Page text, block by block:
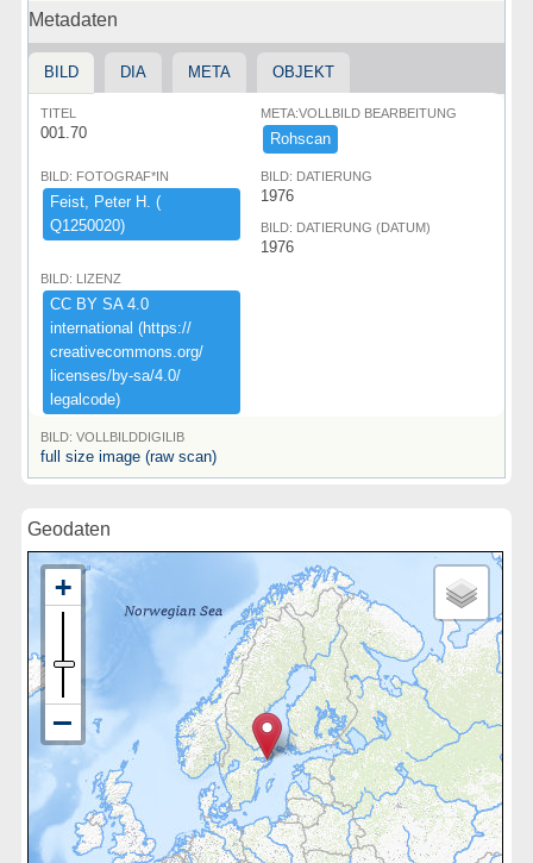
Metadaten
BILD DIA META OBJEKT
TITEL
001.70
META:VOLLBILD BEARBEITUNG
Rohscan
BILD: FOTOGRAF*IN
Feist,​ ​Peter ​H.​ ​(​
Q1250020)​
BILD: DATIERUNG
1976
BILD: DATIERUNG (DATUM)
1976
BILD: LIZENZ
CC ​BY ​SA ​4.​0 ​
international ​(​https:​/​/​
creativecommons.​org/​
licenses/​by-​sa/​4.​0/​
legalcode)​
BILD: VOLLBILDDIGILIB
full size image (raw scan)
Geodaten